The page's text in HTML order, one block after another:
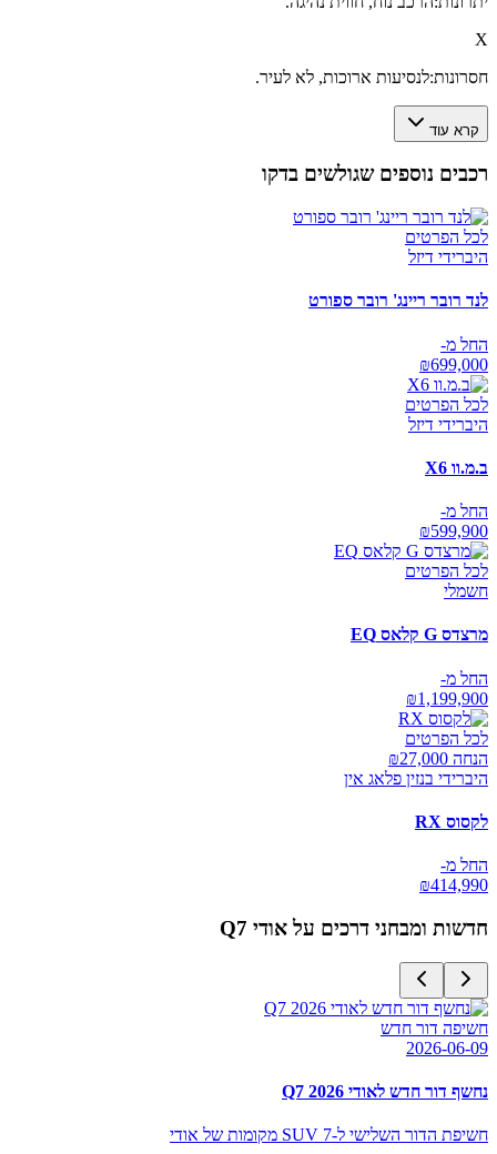
X
חסרונות:לנסיעות ארוכות, לא לעיר.
קרא עוד
רכבים נוספים שגולשים בדקו
לכל הפרטים
היברידי דיזל
לנד רובר ריינג' רובר ספורט
החל מ-
₪699,000
לכל הפרטים
היברידי דיזל
ב.מ.וו X6
החל מ-
₪599,900
לכל הפרטים
חשמלי
מרצדס G קלאס EQ
החל מ-
₪1,199,900
לכל הפרטים
הנחה ₪ 27,000
היברידי בנזין פלאג אין
לקסוס RX
החל מ-
₪414,990
חדשות ומבחני דרכים על אודי Q7
חשיפה דור חדש
2026-06-09
נחשף דור חדש לאודי Q7 2026
חשיפת הדור השלישי ל-SUV 7 מקומות של אודי